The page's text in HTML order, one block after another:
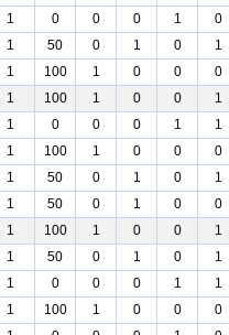
1 0 0 0 1 0
1 50 0 1 0 1
1 100 1 0 0 0
1 100 1 0 0 1
1 0 0 0 1 1
1 100 1 0 0 0
1 50 0 1 0 1
1 50 0 1 0 0
1 100 1 0 0 1
1 50 0 1 0 1
1 0 0 0 1 1
1 100 1 0 0 0